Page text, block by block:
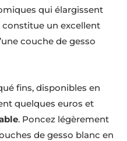
qui élargissent
un excellent
couche de gesso
fins, disponibles en
quelques euros et
. Poncez légèrement
de gesso blanc en